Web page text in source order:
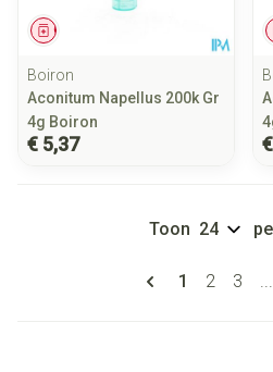
Geneesmiddel
Boiron
Aconitum Napellus 200k Gr
4g Boiron
€ 5,37
U lees
1 Pagina
2 Pagina
3 ...
Toon